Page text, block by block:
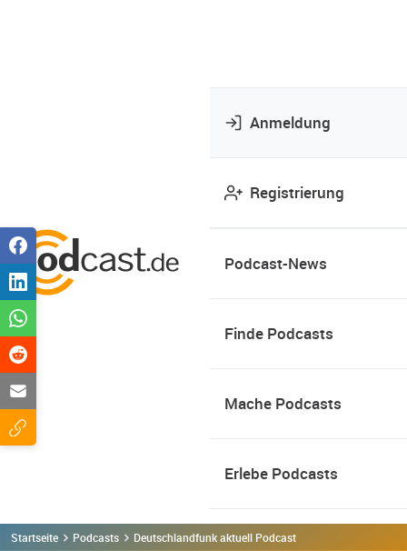
Anmeldung
Registrierung
Podcast-News
Finde Podcasts
Mache Podcasts
Erlebe Podcasts
Startseite Podcasts Deutschlandfunk aktuell Podcast